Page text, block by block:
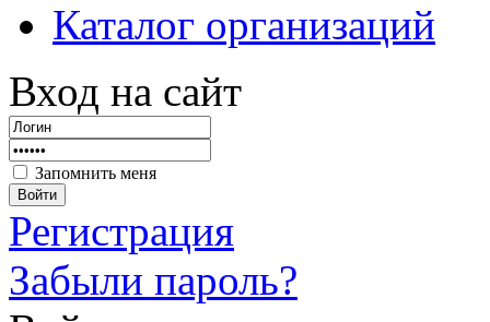
Каталог организаций
Вход на сайт
Запомнить меня
Войти
Регистрация
Забыли пароль?